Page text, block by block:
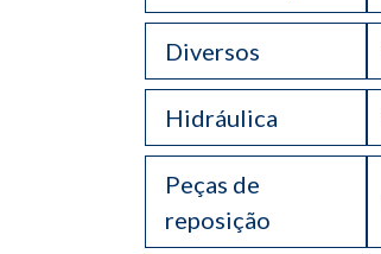
Diversos
Hidráulica
Peças de
reposição